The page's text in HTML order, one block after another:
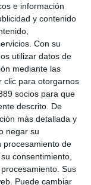
e información
y contenido
Con su
utilizar datos de
mediante las
clic para otorgarnos
socios para que
descrito. De
más detallada y
negar su
procesamiento de
consentimiento,
Sus
Puede cambiar
subsidiaria de
denuncias por
jurídico
de seguro
que se dirige a
Para las
de larga
habitaciones.
, manifestó que
que no solo
sino que
servicios con
reales
Paco Sebastián